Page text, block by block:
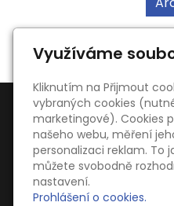
Ing.
Využíváme
Kliknutím na Přijmout
vybraných cookies
marketingové). Cookies
našeho webu, měření
personalizaci reklam. To
můžete svobodně
nastavení.
Prohlášení o cookies.